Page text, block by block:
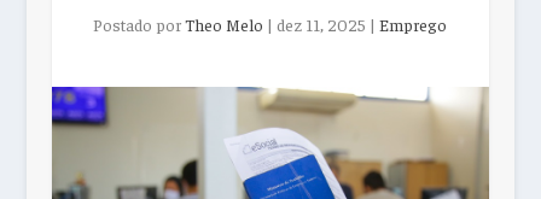
Postado porTheo Melo |dez 11, 2025 |Emprego